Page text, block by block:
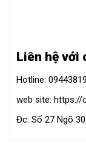
Liên hệ với
Hotline:
web site: https://
Đc: Số 27 Ngõ